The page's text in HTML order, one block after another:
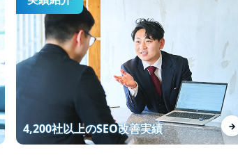
施策開始１か月で「業務
コン 東京」１位表示を獲
資料制作代行KWで1位
問い合わせ数増加！
4,200社以上のSEO改善実績 →